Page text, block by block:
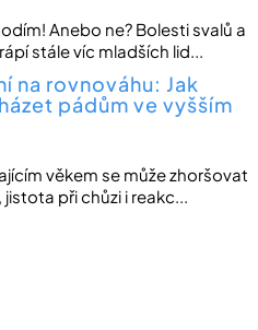
Anebo ne? Bolesti svalů a
stále víc mladších lid...
na rovnováhu: Jak
pádům ve vyšším
věkem se může zhoršovat
při chůzi i reakc...